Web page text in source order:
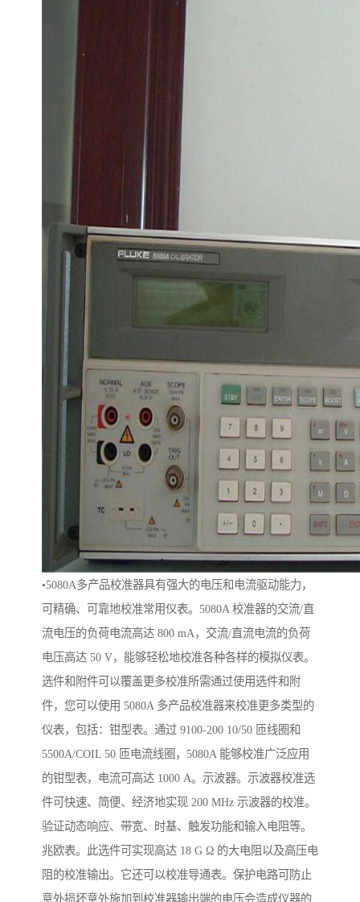
•5080A多产品校准器具有强大的电压和电流驱动能力，
可精确、可靠地校准常用仪表。5080A 校准器的交流/直
流电压的负荷电流高达 800 mA，交流/直流电流的负荷
电压高达 50 V，能够轻松地校准各种各样的模拟仪表。
选件和附件可以覆盖更多校准所需通过使用选件和附
件，您可以使用 5080A 多产品校准器来校准更多类型的
仪表，包括：钳型表。通过 9100-200 10/50 匝线圈和
5500A/COIL 50 匝电流线圈，5080A 能够校准广泛应用
的钳型表，电流可高达 1000 A。示波器。示波器校准选
件可快速、简便、经济地实现 200 MHz 示波器的校准。
验证动态响应、带宽、时基、触发功能和输入电阻等。
兆欧表。此选件可实现高达 18 G Ω 的大电阻以及高压电
阻的校准输出。它还可以校准导通表。保护电路可防止
意外损坏意外施加到校准器输出端的电压会造成仪器的